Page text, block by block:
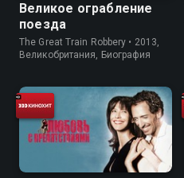
Великое ограбление
поезда
The Great Train Robbery • 2013,
Великобритания, Биография